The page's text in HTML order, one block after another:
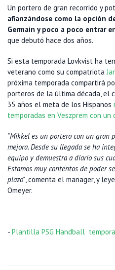
Un portero de gran recorrido y
afianzándose como la opción
Germain y poco a poco entrar
que debutó hace dos años.
Si esta temporada Lovkvist ha
veterano como su compatriota
próxima temporada compartirá
porteros de la última década, el
35 años el meta de los Hispanos
temporadas en Veszprem con
"Mikkel es un portero con un gran
mejora. Desde su llegada se ha
equipo y demuestra a diario sus
Estamos muy contentos de poder
plazo", comenta el manager, y
Omeyer.
- Plantilla PSG Handball